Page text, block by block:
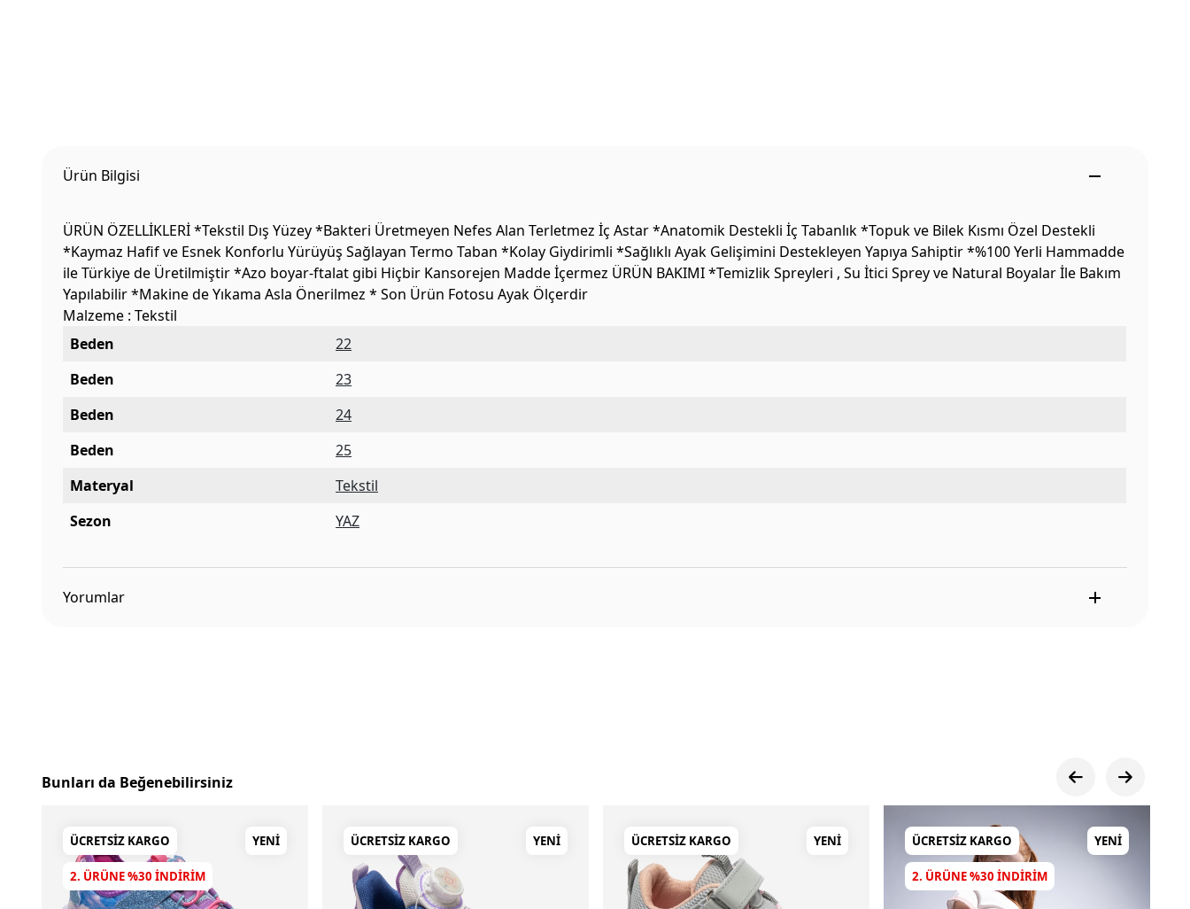
Ürün Bilgisi
ÜRÜN ÖZELLİKLERİ *Tekstil Dış Yüzey *Bakteri Üretmeyen Nefes Alan Terletmez İç Astar *Anatomik Destekli İç Tabanlık *Topuk ve Bilek Kısmı Özel Destekli
*Kaymaz Hafif ve Esnek Konforlu Yürüyüş Sağlayan Termo Taban *Kolay Giydirimli *Sağlıklı Ayak Gelişimini Destekleyen Yapıya Sahiptir *%100 Yerli Hammadde
ile Türkiye de Üretilmiştir *Azo boyar-ftalat gibi Hiçbir Kansorejen Madde İçermez ÜRÜN BAKIMI *Temizlik Spreyleri , Su İtici Sprey ve Natural Boyalar İle Bakım
Yapılabilir *Makine de Yıkama Asla Önerilmez * Son Ürün Fotosu Ayak Ölçerdir
Malzeme : Tekstil
Beden
22
Beden
23
Beden
24
Beden
25
Materyal
Tekstil
Sezon
YAZ
Yorumlar
Bunları da Beğenebilirsiniz
ÜCRETSIZ KARGO YENI
2. ÜRÜNE %30 INDIRIM
ÜCRETSIZ KARGO YENI ÜCRETSIZ KARGO YENI ÜCRETSIZ KARGO YENI
2. ÜRÜNE %30 INDIRIM